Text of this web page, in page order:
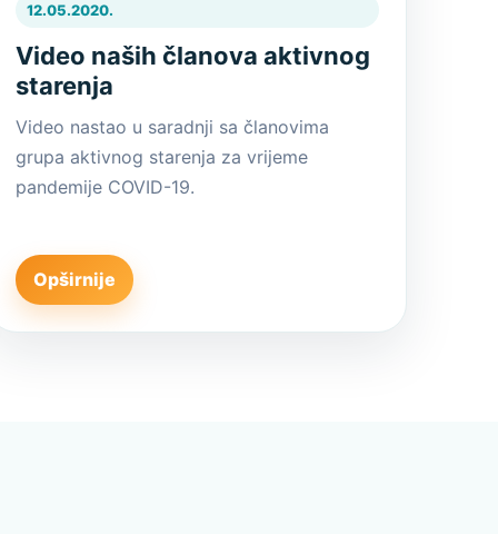
12.05.2020.
Video naših članova aktivnog
starenja
Video nastao u saradnji sa članovima
grupa aktivnog starenja za vrijeme
pandemije COVID-19.
Opširnije